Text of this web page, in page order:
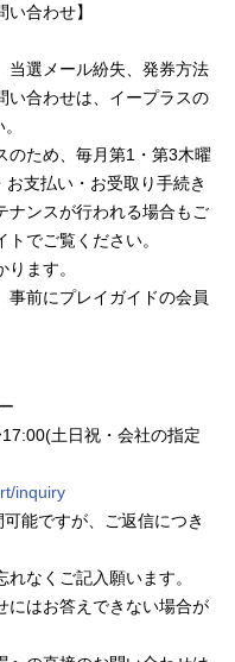
合わせ】
選メール紛失、発券方法
い合わせは、イープラスの
ため、毎月第1・第3木曜
支払い・お受取り手続き
ナンスが行われる場合もご
でご覧ください。
ます。
前にプレイガイドの会員
土日祝・会社の指定
inquiry
能ですが、ご返信につき
なくご記入願います。
はお答えできない場合が